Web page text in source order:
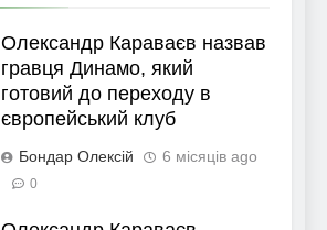
Олександр Караваєв назвав
гравця Динамо, який
готовий до переходу в
європейський клуб
Бондар Олексій 6 місяців ago
0